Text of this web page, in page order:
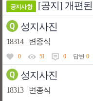
공지사항
[공지] 개편된 성경쓰기 윈
성지사진
18314 변종식
0 51 0 답변 0
성지사진
18313 변종식